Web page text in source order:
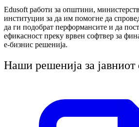
Edusoft работи за општини,
институции за да им помогне да
да ги подобрат перформансите и да
ефикасност преку врвен софтвер за
е-бизнис решенија.
Наши решенија за јавниот